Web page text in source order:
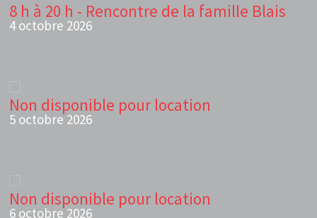
8 h à 20 h - Rencontre de la famille Blais
4 octobre 2026
Non disponible pour location
5 octobre 2026
Non disponible pour location
6 octobre 2026